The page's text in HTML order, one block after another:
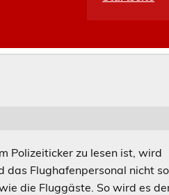
Polizeiticker zu lesen ist, wird
das Flughafenpersonal nicht so
die Fluggäste. So wird es